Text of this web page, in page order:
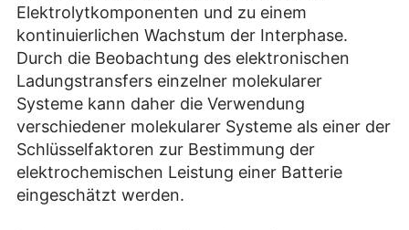
Elektrolytkomponenten und zu einem
kontinuierlichen Wachstum der Interphase.
Durch die Beobachtung des elektronischen
Ladungstransfers einzelner molekularer
Systeme kann daher die Verwendung
verschiedener molekularer Systeme als einer der
Schlüsselfaktoren zur Bestimmung der
elektrochemischen Leistung einer Batterie
eingeschätzt werden.